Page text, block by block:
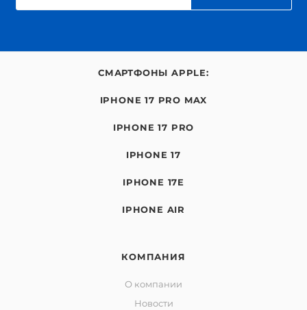
СМАРТФОНЫ APPLE:
IPHONE 17 PRO MAX
IPHONE 17 PRO
IPHONE 17
IPHONE 17E
IPHONE AIR
КОМПАНИЯ
О компании
Новости